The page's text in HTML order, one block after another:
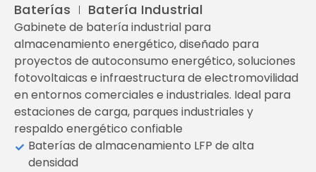
Baterías Batería Industrial
Gabinete de batería industrial para
almacenamiento energético, diseñado para
proyectos de autoconsumo energético, soluciones
fotovoltaicas e infraestructura de electromovilidad
en entornos comerciales e industriales. Ideal para
estaciones de carga, parques industriales y
respaldo energético confiable
Baterías de almacenamiento LFP de alta
densidad